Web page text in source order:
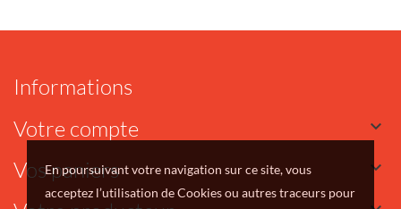
En poursuivant votre navigation sur ce site, vous
acceptez l’utilisation de Cookies ou autres traceurs pour
Informations
Votre compte

Vos paniers 